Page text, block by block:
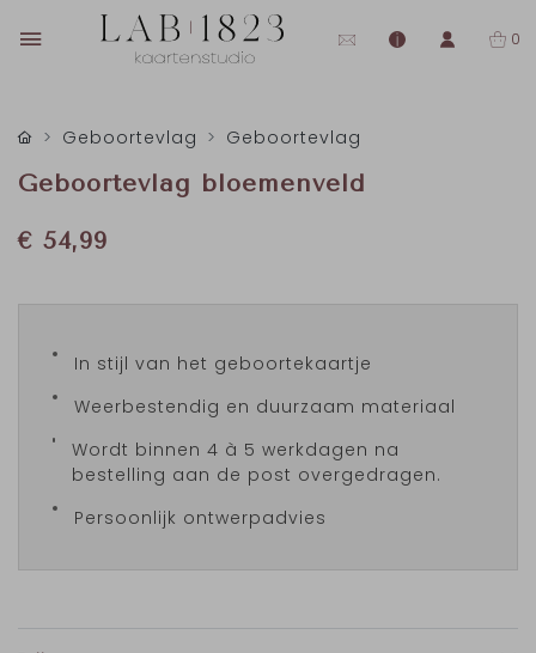
0
Geboortevlag Geboortevlag
Geboortevlag bloemenveld
€ 54,99
In stijl van het geboortekaartje
Weerbestendig en duurzaam materiaal
Wordt binnen 4 à 5 werkdagen na
bestelling aan de post overgedragen.
Persoonlijk ontwerpadvies